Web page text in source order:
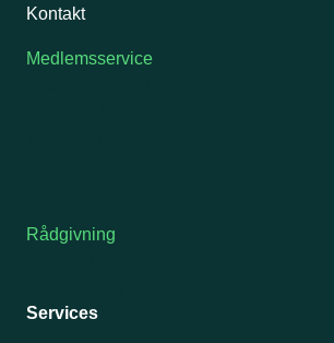
Kontakt
Medlemsservice
Rådgivning
Services